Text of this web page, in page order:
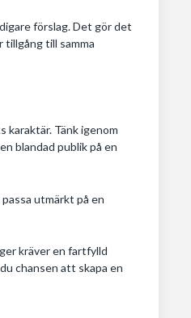
förslag. Det gör det
till samma
Tänk igenom
blandad publik på en
utmärkt på en
kräver en fartfylld
chansen att skapa en